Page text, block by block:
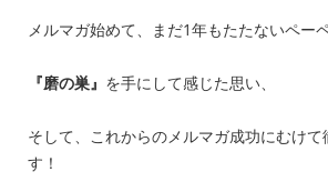
メルマガ始めて、まだ1年もたたないペー
『磨の巣』 を手にして感じた思い、
そして、これからのメルマガ成功にむけて
す！